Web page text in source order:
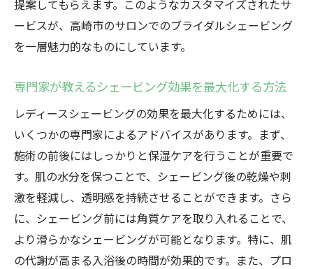
提案してもらえます。このようなカスタマイズされたサ
ービスが、高崎市のサロンでのブライダルシェービング
を一層魅力的なものにしています。
専門家が教えるシェービング効果を最大化する方法
レディースシェービングの効果を最大化するためには、
いくつかの専門家によるアドバイスがあります。まず、
施術の前後にはしっかりと保湿ケアを行うことが重要で
す。肌の水分を保つことで、シェービング後の乾燥や刺
激を軽減し、透明感を持続させることができます。さら
に、シェービング前には角質ケアを取り入れることで、
より滑らかなシェービングが可能となります。特に、肌
の代謝が高まる入浴後の時間が効果的です。また、プロ